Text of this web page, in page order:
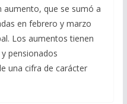
aumento, que se sumó a
en febrero y marzo
Los aumentos tienen
pensionados
una cifra de carácter